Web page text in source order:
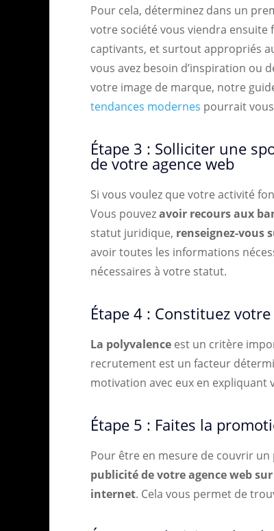
Pour cela, déterminez dans un
votre société vous viendra ensuite
captivants, et surtout appropriés
vous avez besoin d’inspiration ou
votre image de marque, notre
tendances modernes pourrait
Étape 3 : Solliciter une
de votre agence web
Si vous voulez que votre activité
Vous pouvezavoir recours aux
statut juridique, renseignez-vous
avoir toutes les informations
nécessaires à votre statut.
Étape 4 : Constituez
La polyvalence est un critère
recrutement est un facteur
motivation avec eux en expliquant
Étape 5 : Faites la
Pour être en mesure de couvrir
publicité de votre agence web
internet. Cela vous permet de